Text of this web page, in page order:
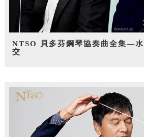
NTSO 貝多芬鋼琴協奏曲全集—
交